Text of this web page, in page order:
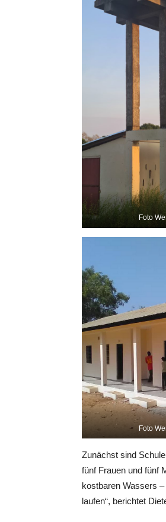
Foto
Foto
Zunächst sind
fünf Frauen und fünf
kostbaren Wassers
laufen“, berichtet